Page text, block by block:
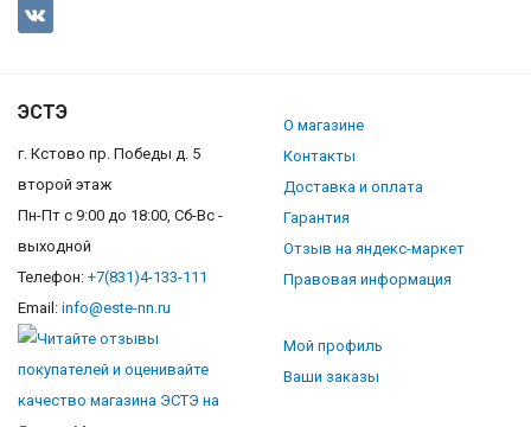
ЭСТЭ
г. Кстово пр. Победы д. 5
второй этаж
Пн-Пт с 9:00 до 18:00, Сб-Вс -
выходной
Телефон: +7(831)4-133-111
Email: info@este-nn.ru
О магазине
Контакты
Доставка и оплата
Гарантия
Отзыв на яндекс-маркет
Правовая информация
Мой профиль
Ваши заказы